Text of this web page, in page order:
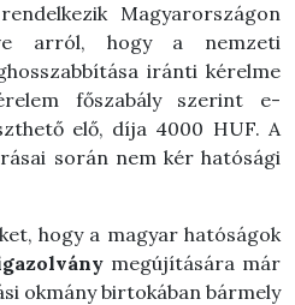
Magyarországon
arról, hogy a nemzeti
iránti kérelme
főszabály szerint e-
elő, díja 4000 HUF. A
során nem kér hatósági
hogy a magyar hatóságok
megújítására már
okmány birtokában bármely